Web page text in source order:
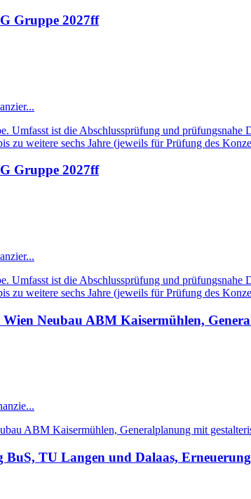
Gruppe 2027ff
Umfasst ist die Abschlussprüfung und
zu weitere sechs Jahre (jeweils für Prüfung des
Gruppe 2027ff
Umfasst ist die Abschlussprüfung und
zu weitere sechs Jahre (jeweils für Prüfung des
Neubau ABM Kaisermühlen,
ABM Kaisermühlen, Generalplanung mit
BuS, TU Langen und Dalaas,